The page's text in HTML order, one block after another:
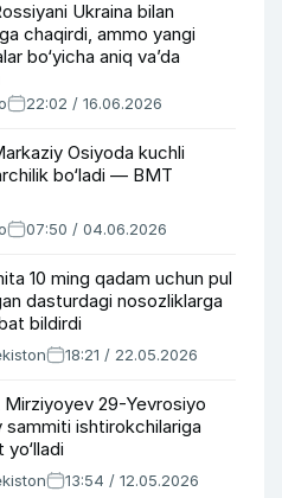
Ukraina bilan
chaqirdi, ammo yangi
bo‘yicha aniq va’da
22:02 / 16.06.2026
Osiyoda kuchli
bo‘ladi — BMT
07:50 / 04.06.2026
10 ming qadam uchun pul
dasturdagi nosozliklarga
bildirdi
18:21 / 22.05.2026
Mirziyoyev 29-Yevrosiyo
sammiti ishtirokchilariga
yo‘lladi
13:54 / 12.05.2026